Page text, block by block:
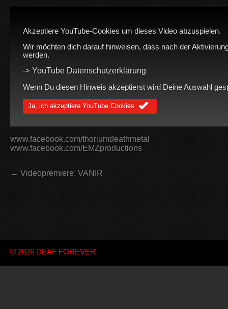
Akzeptiere YouTube-Cookies um dieses Video abzuspielen.
Wir möchten dich darauf hinweisen, dass nach der
werden.
-> YouTube Datenschutzerklärung
Wenn Du diesen Hinweis akzeptierst wird Deine Auswahl
Ja, ich akzeptiere YouTube Cookies
www.facebook.com/thoriumdeathmetal
www.facebook.com/EMZproductions
← Videopremiere: VANIR
© 2026 DEAF FOREVER